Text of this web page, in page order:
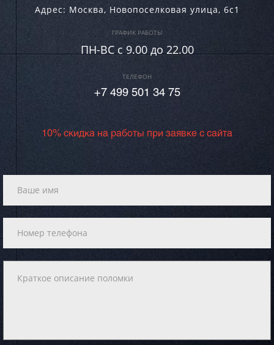
Адрес: Москва, Новопоселковая улица, 6с1
ГРАФИК РАБОТЫ
ПН-ВC c 9.00 до 22.00
ТЕЛЕФОН
+7 499 501 34 75
10% скидка на работы при заявке с сайта